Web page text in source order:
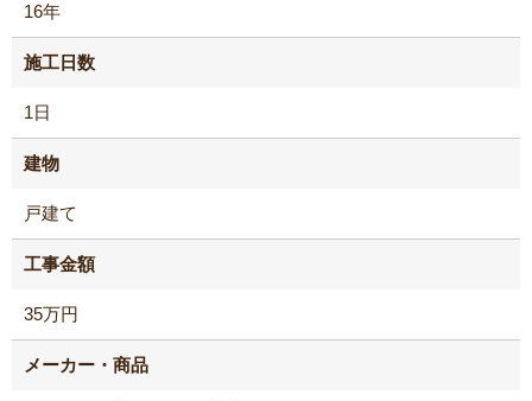
16年
施工日数
1日
建物
戸建て
工事金額
35万円
メーカー・商品